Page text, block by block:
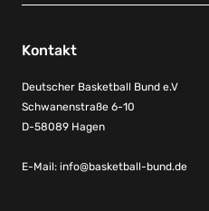
Kontakt
Deutscher Basketball Bund e.V
Schwanenstraße 6-10
D-58089 Hagen
E-Mail: info@basketball-bund.de